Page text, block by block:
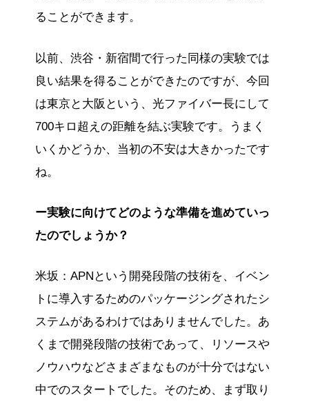
ることができます。
以前、渋谷・新宿間で行った同様の実験では
良い結果を得ることができたのですが、今回
は東京と大阪という、光ファイバー長にして
700キロ超えの距離を結ぶ実験です。うまく
いくかどうか、当初の不安は大きかったです
ね。
ー実験に向けてどのような準備を進めていっ
たのでしょうか？
米坂：APNという開発段階の技術を、イベン
トに導入するためのパッケージングされたシ
ステムがあるわけではありませんでした。あ
くまで開発段階の技術であって、リソースや
ノウハウなどさまざまなものが十分ではない
中でのスタートでした。そのため、まず取り